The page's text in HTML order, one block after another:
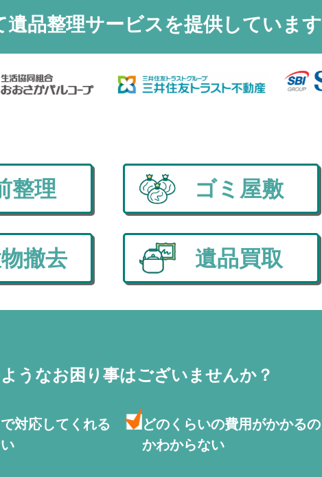
遺品整理サービスを提供しています
整理 ゴミ屋敷
撤去 遺品買取
うなお困り事はございませんか？
対応して くれる
どのくらいの費用がかかるの
かわからない